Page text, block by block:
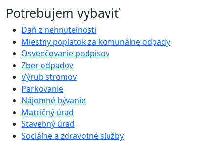
Potrebujem vybaviť
Daň z nehnuteľnosti
Miestny poplatok za komunálne odpady
Osvedčovanie podpisov
Zber odpadov
Výrub stromov
Parkovanie
Nájomné bývanie
Matričný úrad
Stavebný úrad
Sociálne a zdravotné služby